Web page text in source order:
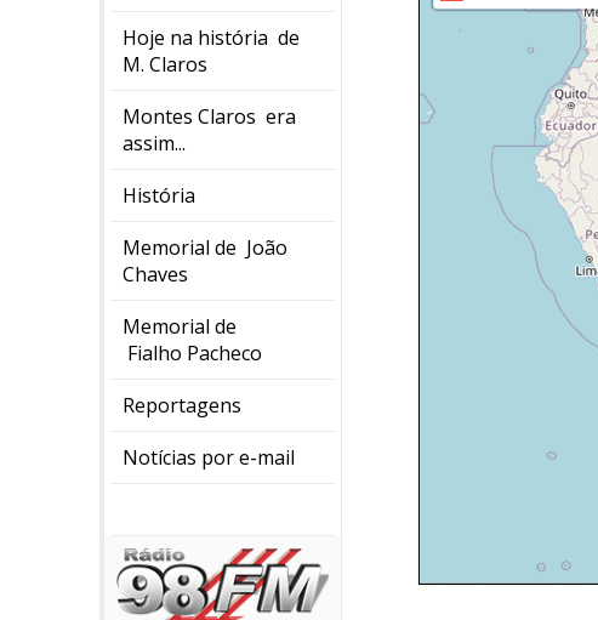
Hoje na história de
M. Claros
Montes Claros era
assim...
História
Memorial de João
Chaves
Memorial de
Fialho Pacheco
Reportagens
Notícias por e-mail